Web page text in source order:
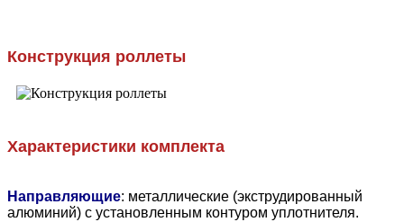
Конструкция роллеты
Характеристики комплекта
Направляющие: металлические (экструдированный
алюминий) с установленным контуром уплотнителя.